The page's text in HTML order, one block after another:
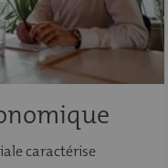
caractérise